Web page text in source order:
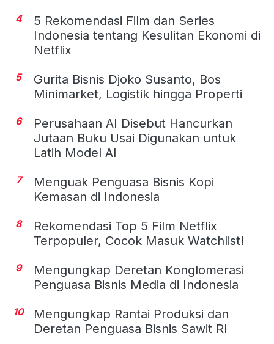
4
5 Rekomendasi Film dan Series
Indonesia tentang Kesulitan Ekonomi di
Netflix
5
Gurita Bisnis Djoko Susanto, Bos
Minimarket, Logistik hingga Properti
6
Perusahaan AI Disebut Hancurkan
Jutaan Buku Usai Digunakan untuk
Latih Model AI
7
Menguak Penguasa Bisnis Kopi
Kemasan di Indonesia
8
Rekomendasi Top 5 Film Netflix
Terpopuler, Cocok Masuk Watchlist!
9
Mengungkap Deretan Konglomerasi
Penguasa Bisnis Media di Indonesia
10
Mengungkap Rantai Produksi dan
Deretan Penguasa Bisnis Sawit RI